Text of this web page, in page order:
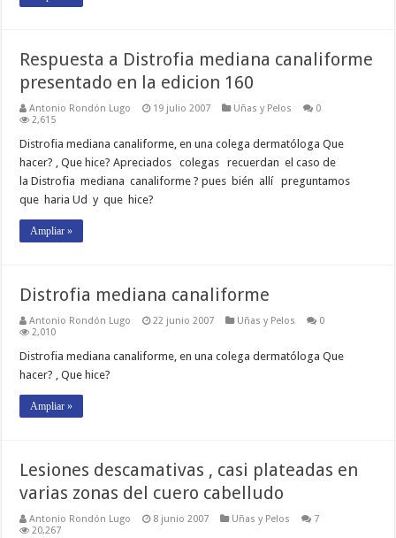
Respuesta a Distrofia mediana canaliforme
presentado en la edicion 160
Antonio Rondón Lugo 19 julio 2007 Uñas y Pelos
0
2,615
Distrofia mediana canaliforme, en una colega dermatóloga Que
hacer? , Que hice? Apreciados colegas recuerdan el caso de
la Distrofia mediana canaliforme ? pues bién allí preguntamos
que haria Ud y que hice?
Ampliar »
Distrofia mediana canaliforme
Antonio Rondón Lugo 22 junio 2007 Uñas y Pelos
0
2,010
Distrofia mediana canaliforme, en una colega dermatóloga Que
hacer? , Que hice?
Ampliar »
Lesiones descamativas , casi plateadas en
varias zonas del cuero cabelludo
Antonio Rondón Lugo 8 junio 2007 Uñas y Pelos
7
20,267